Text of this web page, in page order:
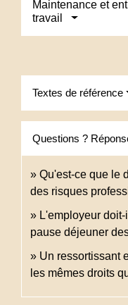
Maintenance et
travail
Textes de référence
Questions ?
Qu'est-ce que le
des risques
L'employeur
pause déjeuner
Un ressortissant
les mêmes droits